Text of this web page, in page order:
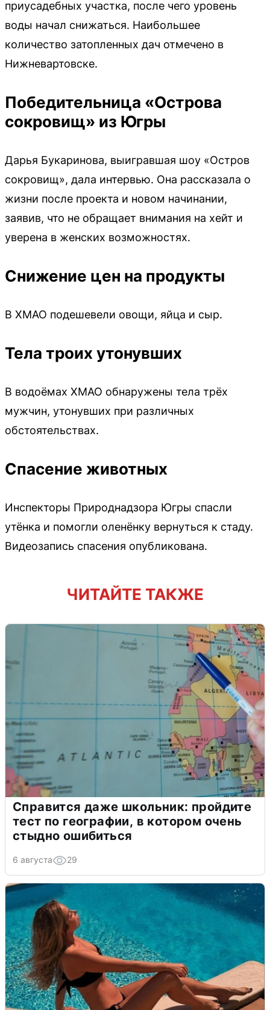
приусадебных участка, после чего уровень
воды начал снижаться. Наибольшее
количество затопленных дач отмечено в
Нижневартовске.
Победительница «Острова
сокровищ» из Югры
Дарья Букаринова, выигравшая шоу «Остров
сокровищ», дала интервью. Она рассказала о
жизни после проекта и новом начинании,
заявив, что не обращает внимания на хейт и
уверена в женских возможностях.
Снижение цен на продукты
В ХМАО подешевели овощи, яйца и сыр.
Тела троих утонувших
В водоёмах ХМАО обнаружены тела трёх
мужчин, утонувших при различных
обстоятельствах.
Спасение животных
Инспекторы Природнадзора Югры спасли
утёнка и помогли оленёнку вернуться к стаду.
Видеозапись спасения опубликована.
ЧИТАЙТЕ ТАКЖЕ
Справится даже школьник: пройдите
тест по географии, в котором очень
стыдно ошибиться
6 августа 29